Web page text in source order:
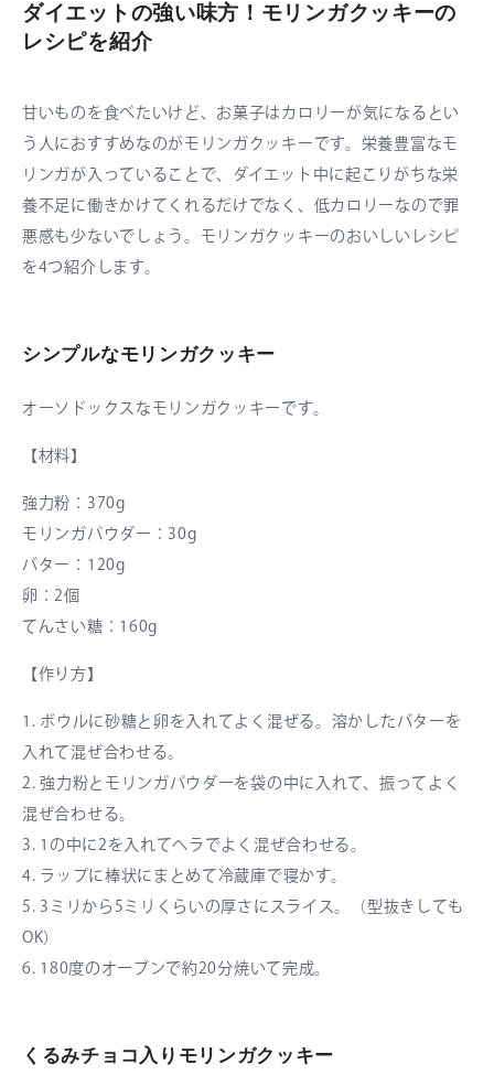
ダイエットの強い味方！モリンガクッキーの
レシピを紹介
甘いものを食べたいけど、お菓子はカロリーが気になるとい
う人におすすめなのがモリンガクッキーです。栄養豊富なモ
リンガが入っていることで、ダイエット中に起こりがちな栄
養不足に働きかけてくれるだけでなく、低カロリーなので罪
悪感も少ないでしょう。モリンガクッキーのおいしいレシピ
を4つ紹介します。
シンプルなモリンガクッキー
オーソドックスなモリンガクッキーです。
【材料】
強力粉：370g
モリンガパウダー：30g
バター：120g
卵：2個
てんさい糖：160g
【作り方】
1. ボウルに砂糖と卵を入れてよく混ぜる。溶かしたバターを
入れて混ぜ合わせる。
2. 強力粉とモリンガパウダーを袋の中に入れて、振ってよく
混ぜ合わせる。
3. 1の中に2を入れてヘラでよく混ぜ合わせる。
4. ラップに棒状にまとめて冷蔵庫で寝かす。
5. 3ミリから5ミリくらいの厚さにスライス。（型抜きしても
OK）
6. 180度のオーブンで約20分焼いて完成。
くるみチョコ入りモリンガクッキー